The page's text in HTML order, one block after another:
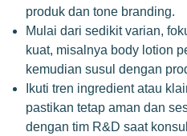
produk dan tone branding.
Mulai dari sedikit varian,
kuat, misalnya body lotion
kemudian susul dengan
Ikuti tren ingredient atau
pastikan tetap aman dan
dengan tim R&D saat